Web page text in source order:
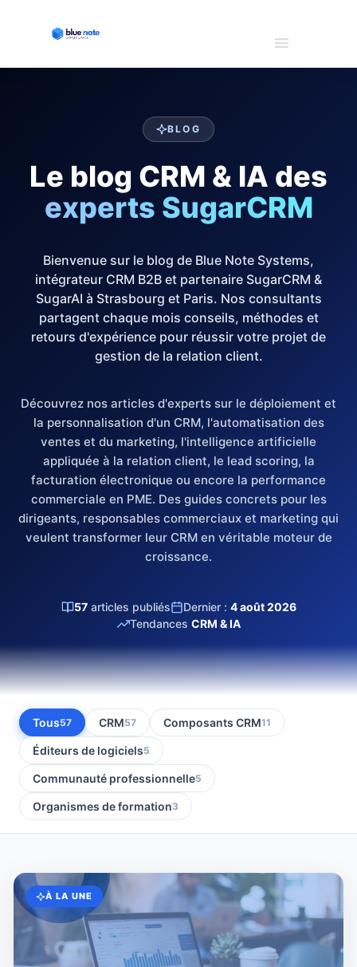
BLOG
Le blog CRM & IA des
experts SugarCRM
Bienvenue sur le blog de Blue Note Systems,
intégrateur CRM B2B et partenaire SugarCRM &
SugarAI à Strasbourg et Paris. Nos consultants
partagent chaque mois conseils, méthodes et
retours d'expérience pour réussir votre projet de
gestion de la relation client.
Découvrez nos articles d'experts sur le déploiement et
la personnalisation d'un CRM, l'automatisation des
ventes et du marketing, l'intelligence artificielle
appliquée à la relation client, le lead scoring, la
facturation électronique ou encore la performance
commerciale en PME. Des guides concrets pour les
dirigeants, responsables commerciaux et marketing qui
veulent transformer leur CRM en véritable moteur de
croissance.
57articles publiés Dernier : 4 août 2026
Tendances CRM & IA
Tous57 CRM57 Composants CRM11
Éditeurs de logiciels5
Communauté professionnelle5
Organismes de formation3
À LA UNE